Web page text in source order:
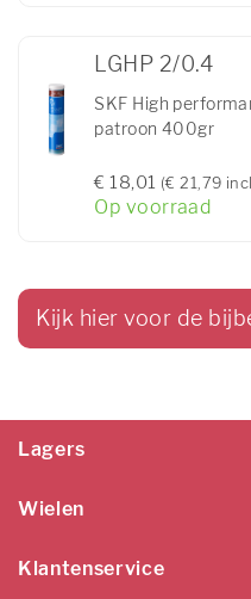
LGHP 2/0.4
SKF High
patroon 400gr
€ 18,01 (€ 21,79
Op voorraad
Kijk hier voor de
Lagers
Wielen
Klantenservice